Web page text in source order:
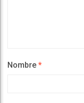
Nombre *